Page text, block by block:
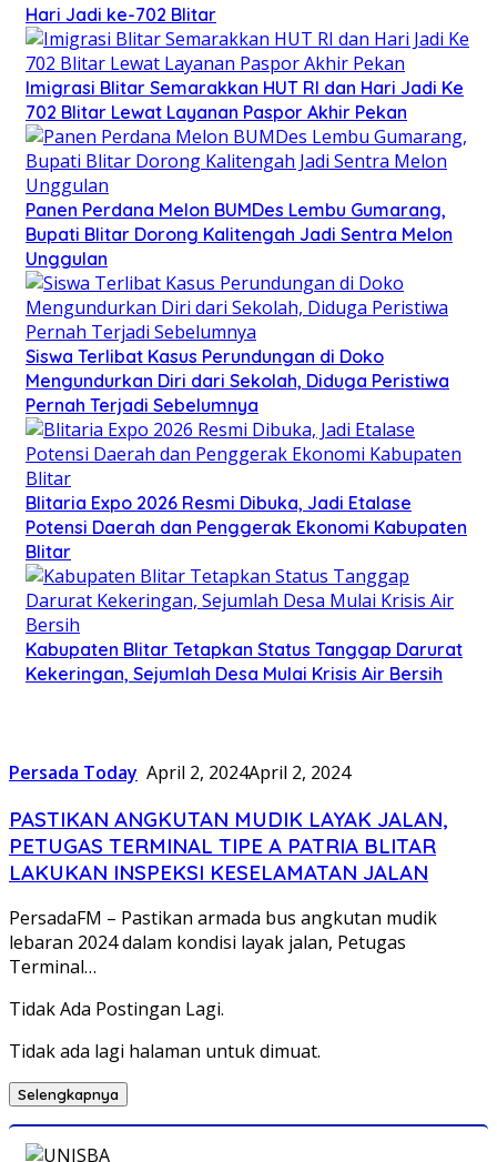
Hari Jadi ke-702 Blitar
Imigrasi Blitar Semarakkan HUT RI dan Hari Jadi Ke
702 Blitar Lewat Layanan Paspor Akhir Pekan
Panen Perdana Melon BUMDes Lembu Gumarang,
Bupati Blitar Dorong Kalitengah Jadi Sentra Melon
Unggulan
Siswa Terlibat Kasus Perundungan di Doko
Mengundurkan Diri dari Sekolah, Diduga Peristiwa
Pernah Terjadi Sebelumnya
Blitaria Expo 2026 Resmi Dibuka, Jadi Etalase
Potensi Daerah dan Penggerak Ekonomi Kabupaten
Blitar
Kabupaten Blitar Tetapkan Status Tanggap Darurat
Kekeringan, Sejumlah Desa Mulai Krisis Air Bersih
Persada Today April 2, 2024April 2, 2024
PASTIKAN ANGKUTAN MUDIK LAYAK JALAN,
PETUGAS TERMINAL TIPE A PATRIA BLITAR
LAKUKAN INSPEKSI KESELAMATAN JALAN
PersadaFM – Pastikan armada bus angkutan mudik
lebaran 2024 dalam kondisi layak jalan, Petugas
Terminal…
Tidak Ada Postingan Lagi.
Tidak ada lagi halaman untuk dimuat.
Selengkapnya